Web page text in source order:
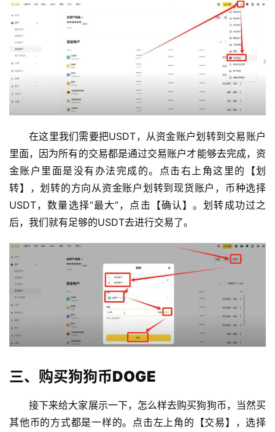
在这里我们需要把USDT，从资金账户划转到交易账户
里面，因为所有的交易都是通过交易账户才能够去完成，资
金账户里面是没有办法完成的。点击右上角这里的【划
转】，划转的方向从资金账户划转到现货账户，币种选择
USDT，数量选择“最大”，点击【确认】。划转成功过之
后，我们就有足够的USDT去进行交易了。
三、购买狗狗币DOGE
接下来给大家展示一下，怎么样去购买狗狗币，当然买
其他币的方式都是一样的。点击左上角的【交易】，选择